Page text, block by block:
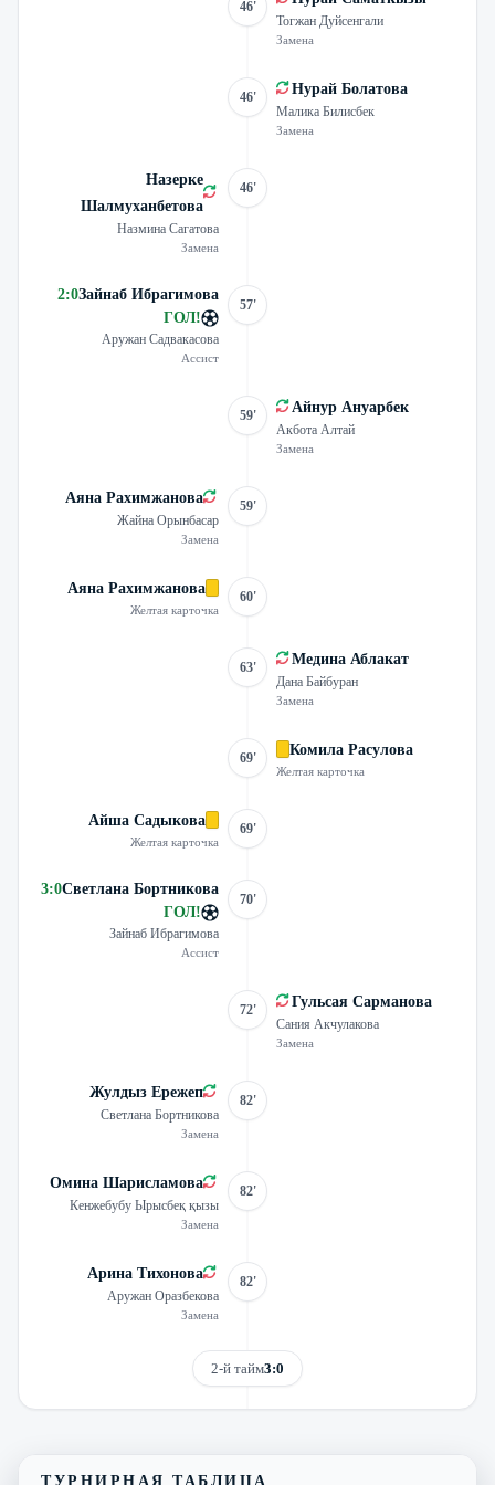
46'
Тогжан Дуйсенгали
Замена
46' Нурай Болатова
Малика Билисбек
Замена
Назерке
Шалмуханбетова
Назмина Сагатова
Замена
46'
2:0Зайнаб Ибрагимова
ГОЛ!
Аружан Садвакасова
Ассист
57'
59' Айнур Ануарбек
Акбота Алтай
Замена
Аяна Рахимжанова
Жайна Орынбасар
Замена
59'
Аяна Рахимжанова
Желтая карточка
60'
63' Медина Аблакат
Дана Байбуран
Замена
69' Комила Расулова
Желтая карточка
Айша Садыкова
Желтая карточка
69'
3:0Светлана Бортникова
ГОЛ!
Зайнаб Ибрагимова
Ассист
70'
72' Гульсая Сарманова
Сания Акчулакова
Замена
Жулдыз Ережеп
Светлана Бортникова
Замена
82'
Омина Шарисламова
Кенжебубу Ырысбеқ қызы
Замена
82'
Арина Тихонова
Аружан Оразбекова
Замена
82'
2-й тайм3:0
ТУРНИРНАЯ ТАБЛИЦА